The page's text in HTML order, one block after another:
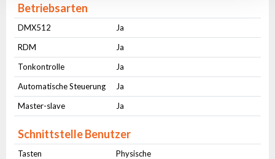
Betriebsarten
DMX512
Ja
RDM
Ja
Tonkontrolle
Ja
Automatische Steuerung
Ja
Master-slave
Ja
Schnittstelle Benutzer
Tasten
Physische